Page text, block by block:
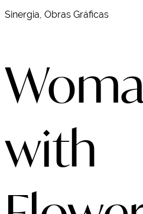
Sinergia, Obras Gráficas
with